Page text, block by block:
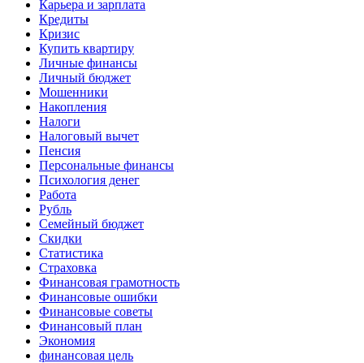
Карьера и зарплата
Кредиты
Кризис
Купить квартиру
Личные финансы
Личный бюджет
Мошенники
Накопления
Налоги
Налоговый вычет
Пенсия
Персональные финансы
Психология денег
Работа
Рубль
Семейный бюджет
Скидки
Статистика
Страховка
Финансовая грамотность
Финансовые ошибки
Финансовые советы
Финансовый план
Экономия
финансовая цель